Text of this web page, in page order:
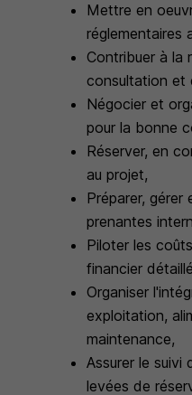
Mettre en
réglementaires
Contribuer à la
consultation et
Négocier et
pour la bonne
Réserver, en
au projet,
Préparer,
prenantes
Piloter les
financier
Organiser
exploitation,
maintenance,
Assurer le
levées de